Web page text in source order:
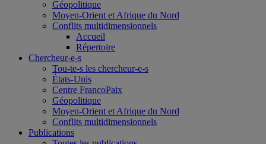
Géopolitique
Moyen-Orient et Afrique du Nord
Conflits multidimensionnels
Accueil
Répertoire
Chercheur-e-s
Tou-te-s les chercheur-e-s
États-Unis
Centre FrancoPaix
Géopolitique
Moyen-Orient et Afrique du Nord
Conflits multidimensionnels
Publications